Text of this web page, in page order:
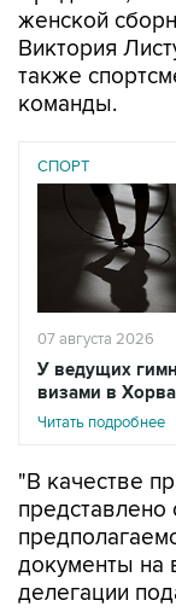
женской
Виктория
также
команды.
СПОРТ
07 августа 2026
У ведущих
визами в
Читать подробнее
"В качестве
представлено
документы на
делегации